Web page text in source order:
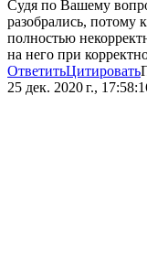
Судя по Вашему
разобрались, потому
полностью
на него при
ОтветитьЦитировать
25 дек. 2020 г.,